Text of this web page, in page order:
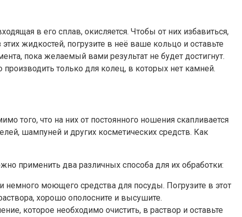
в его сплав, окисляется. Чтобы от них избавиться,
жидкостей, погрузите в неё ваше кольцо и оставьте
пока желаемый вами результат не будет достигнут.
только для колец, в которых нет камней.
того, что на них от постоянного ношения скапливается
шампуней и других косметических средств. Как
применить два различных способа для их обработки:
моющего средства для посуды. Погрузите в этот
хорошо ополосните и высушите.
которое необходимо очистить, в раствор и оставьте